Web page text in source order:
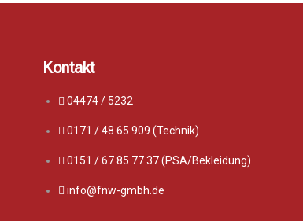
Kontakt
04474 / 5232
0171 / 48 65 909 (Technik)
0151 / 67 85 77 37 (PSA/Bekleidung)
info@fnw-gmbh.de